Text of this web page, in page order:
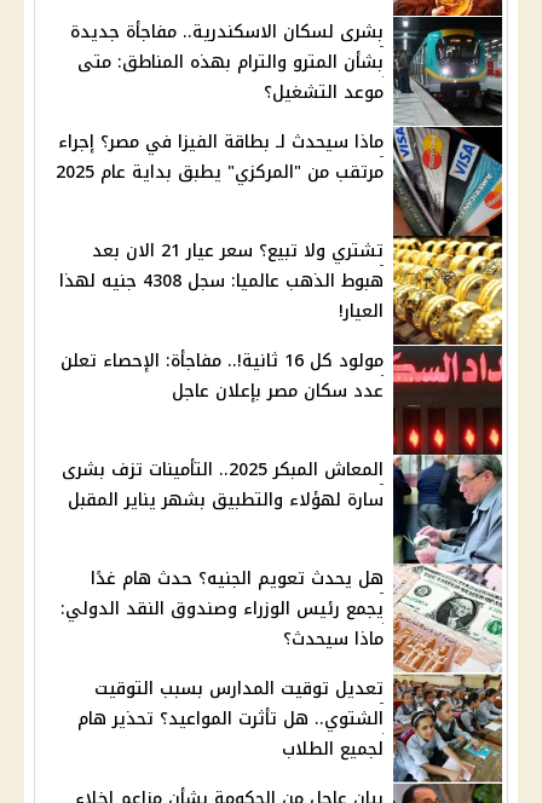
بشرى لسكان الاسكندرية.. مفاجأة جديدة
بشأن المترو والترام بهذه المناطق: متى
موعد التشغيل؟
ماذا سيحدث لـ بطاقة الفيزا في مصر؟ إجراء
مرتقب من "المركزي" يطبق بداية عام 2025
تشتري ولا تبيع؟ سعر عيار 21 الان بعد
هبوط الذهب عالميا: سجل 4308 جنيه لهذا
العيار!
مولود كل 16 ثانية!.. مفاجأة: الإحصاء تعلن
عدد سكان مصر بإعلان عاجل
المعاش المبكر 2025.. التأمينات تزف بشرى
سارة لهؤلاء والتطبيق بشهر يناير المقبل
هل يحدث تعويم الجنيه؟ حدث هام غدًا
يجمع رئيس الوزراء وصندوق النقد الدولي:
ماذا سيحدث؟
تعديل توقيت المدارس بسبب التوقيت
الشتوي.. هل تأثرت المواعيد؟ تحذير هام
لجميع الطلاب